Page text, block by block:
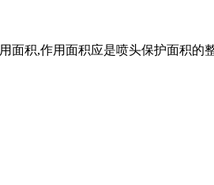
积,作用面积应是喷头保护面积的